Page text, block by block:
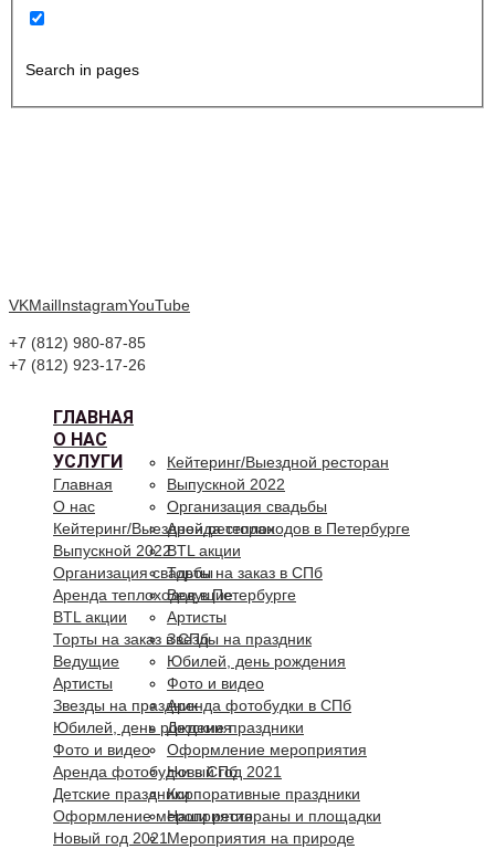
Search in pages
VKMailInstagramYouTube
+7 (812) 980-87-85
+7 (812) 923-17-26
ГЛАВНАЯ
О НАС
УСЛУГИ
Кейтеринг/Выездной ресторан
Выпускной 2022
Организация свадьбы
Аренда теплоходов в Петербурге
BTL акции
Торты на заказ в СПб
Ведущие
Артисты
Звезды на праздник
Юбилей, день рождения
Фото и видео
Аренда фотобудки в СПб
Детские праздники
Оформление мероприятия
Новый год 2021
Корпоративные праздники
Наши рестораны и площадки
Мероприятия на природе
Главная
О нас
Кейтеринг/Выездной ресторан
Выпускной 2022
Организация свадьбы
Аренда теплоходов в Петербурге
BTL акции
Торты на заказ в СПб
Ведущие
Артисты
Звезды на праздник
Юбилей, день рождения
Фото и видео
Аренда фотобудки в СПб
Детские праздники
Оформление мероприятия
Новый год 2021